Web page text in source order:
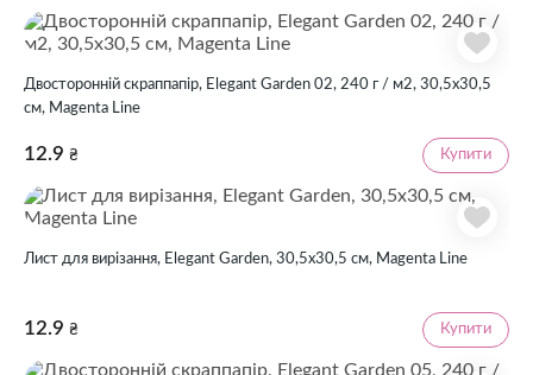
Двосторонній скраппапір, Elegant Garden 02, 240 г / м2, 30,5х30,5
см, Magenta Line
12.9 ₴ Купити
Лист для вирізання, Elegant Garden, 30,5х30,5 см, Magenta Line
12.9 ₴ Купити